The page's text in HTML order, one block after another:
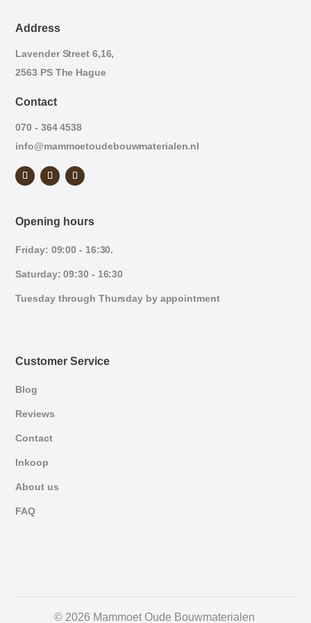
Address
Lavender Street 6,16,
2563 PS The Hague
Contact
070 - 364 4538
info@mammoetoudebouwmaterialen.nl
Opening hours
Friday: 09:00 - 16:30.
Saturday: 09:30 - 16:30
Tuesday through Thursday by appointment
Customer Service
Blog
Reviews
Contact
Inkoop
About us
FAQ
© 2026 Mammoet Oude Bouwmaterialen
German